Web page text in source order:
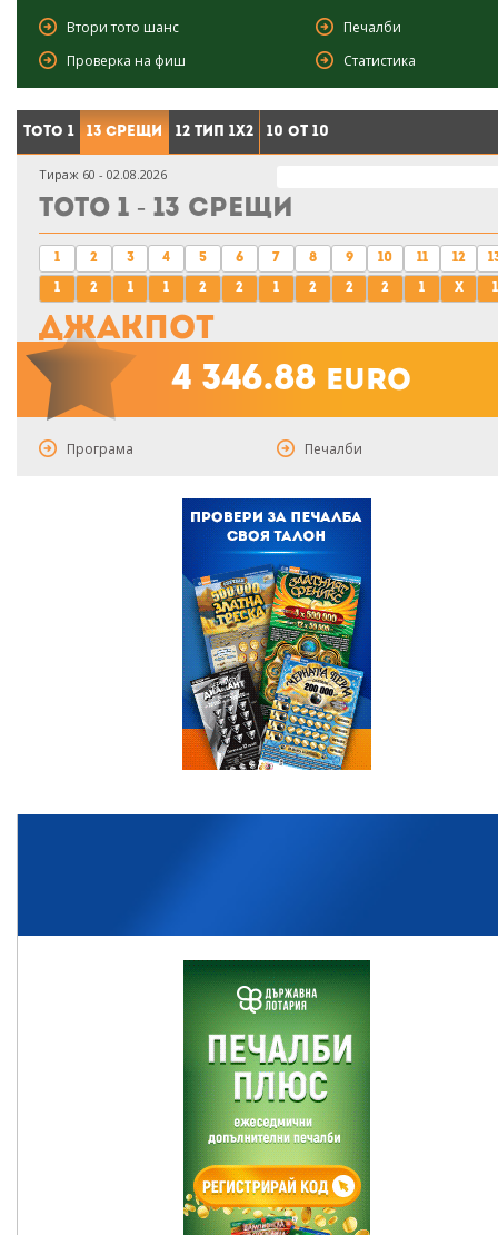
Втори тото шанс
Печалби
Проверка на фиш
Статистика
Тото 1 13 срещи 12 тип 1X2 10 от 10
Тираж 60 - 02.08.2026
Тото 1 - 13 срещи
1
1
2
2
3
1
4
1
5
2
6
2
7
1
8
2
9
2
10
2
11
1
12
x 1
Джакпот
4 346.88 euro
Програма Печалби